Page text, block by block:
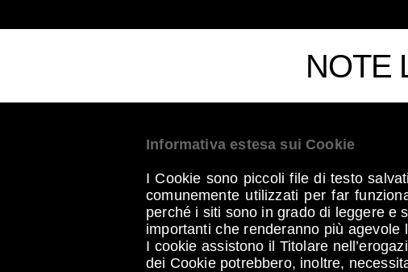
NOTE
Informativa estesa sui Cookie
I Cookie sono piccoli file di testo
comunemente utilizzati per far
perché i siti sono in grado di leggere e
importanti che renderanno più
I cookie assistono il Titolare
dei Cookie potrebbero, inoltre,